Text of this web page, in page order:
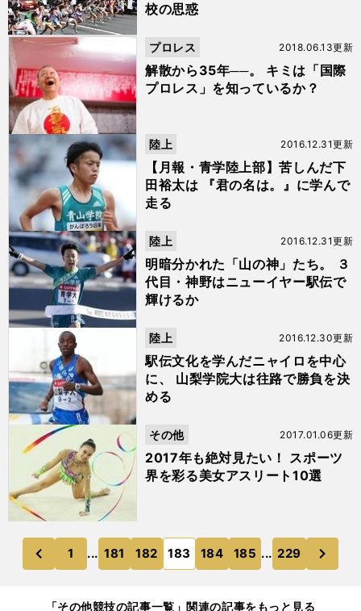
校の思惑
解散から35年──。 キミは「国際
プロレス」を知っているか？
2018.06.13更新
プロレス
【月報・青学陸上部】苦しんだ下
田裕太は 『君の名は。』に学んで
走る
2016.12.31更新
陸上
明暗分かれた「山の神」たち。 ３
代目・神野はニューイヤー駅伝で
輝けるか
2016.12.31更新
陸上
駅伝文化を学んだニャイロを中心
に、 山梨学院大は往路で勝負を決
める
2016.12.30更新
陸上
2017年も絶対見たい！ スポーツ
界を彩る美女アスリート10選
2017.01.06更新
その他
前
のページへ
1 ... 181 182 183 184 185 ... 229
のページへ
「その他競技の記事一覧」関連の記事をもっと見る